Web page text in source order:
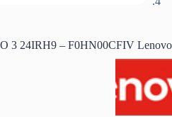
3 24IRH9 – F0HN00CFIV Lenovo